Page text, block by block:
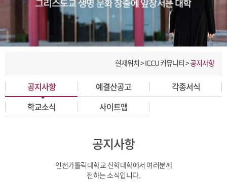
현재위치 > ICCU 커뮤니티 >공지사항
공지사항 예결산공고
각종서식
학교소식
사이트맵
공지사항
인천가톨릭대학교 신학대학에서 여러분께
전하는 소식입니다.